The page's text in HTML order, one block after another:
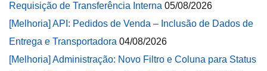
Requisição de Transferência Interna 05/08/2026
[Melhoria] API: Pedidos de Venda – Inclusão de Dados de
Entrega e Transportadora 04/08/2026
[Melhoria] Administração: Novo Filtro e Coluna para Status